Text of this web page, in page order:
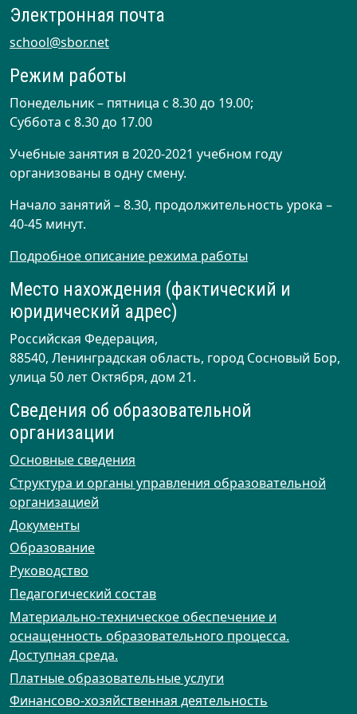
Электронная почта
school@sbor.net
Режим работы
Понедельник – пятница с 8.30 до 19.00;
Суббота с 8.30 до 17.00
Учебные занятия в 2020-2021 учебном году
организованы в одну смену.
Начало занятий – 8.30, продолжительность урока –
40-45 минут.
Подробное описание режима работы
Место нахождения (фактический и
юридический адрес)
Российская Федерация,
88540, Ленинградская область, город Сосновый Бор,
улица 50 лет Октября, дом 21.
Сведения об образовательной
организации
Основные сведения
Структура и органы управления образовательной
организацией
Документы
Образование
Руководство
Педагогический состав
Материально-техническое обеспечение и
оснащенность образовательного процесса.
Доступная среда.
Платные образовательные услуги
Финансово-хозяйственная деятельность